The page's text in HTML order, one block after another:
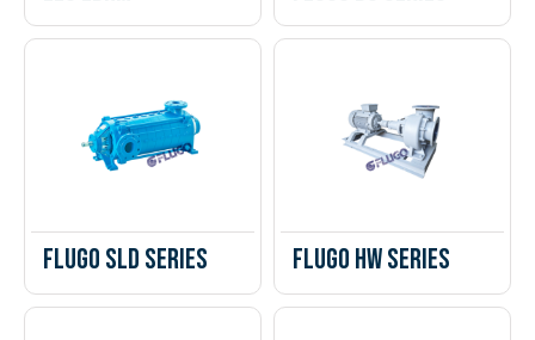
Flugo SLD Series Flugo HW Series